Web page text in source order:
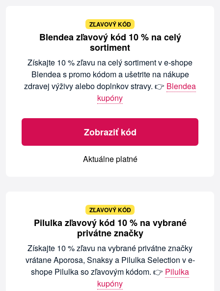
ZĽAVOVÝ KÓD
Blendea zľavový kód 10 % na celý
sortiment
Získajte 10 % zľavu na celý sortiment v e-shope
Blendea s promo kódom a ušetrite na nákupe
zdravej výživy alebo doplnkov stravy. 👉 Blendea
kupóny
Zobraziť kód
Aktuálne platné
ZĽAVOVÝ KÓD
Pilulka zľavový kód 10 % na vybrané
privátne značky
Získajte 10 % zľavu na vybrané privátne značky
vrátane Aporosa, Snaksy a Pilulka Selection v e-
shope Pilulka so zľavovým kódom. 👉 Pilulka
kupóny